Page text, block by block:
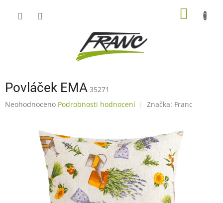
Povláček EMA 35271
Průměrné
Neohodnoceno Podrobnosti hodnocení Značka: Franc